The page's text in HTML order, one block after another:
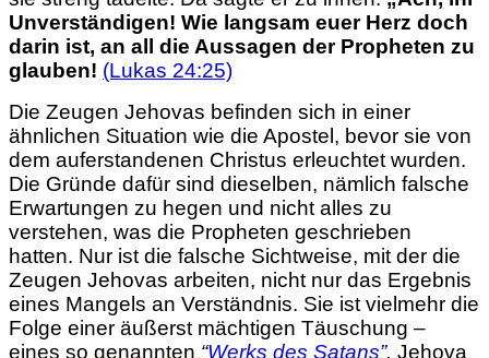
Unverständigen! Wie langsam euer Herz doch
darin ist, an all die Aussagen der Propheten zu
glauben! (Lukas 24:25)
Die Zeugen Jehovas befinden sich in einer
ähnlichen Situation wie die Apostel, bevor sie von
dem auferstandenen Christus erleuchtet wurden.
Die Gründe dafür sind dieselben, nämlich falsche
Erwartungen zu hegen und nicht alles zu
verstehen, was die Propheten geschrieben
hatten. Nur ist die falsche Sichtweise, mit der die
Zeugen Jehovas arbeiten, nicht nur das Ergebnis
eines Mangels an Verständnis. Sie ist vielmehr die
Folge einer äußerst mächtigen Täuschung –
eines so genannten “Werks des Satans”. Jehova